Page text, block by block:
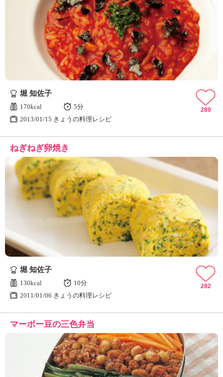
堀 知佐子
170kcal
5分
2013/01/15 きょうの料理レシピ
289
ねぎねぎ卵焼き
堀 知佐子
130kcal
10分
2011/01/06 きょうの料理レシピ
282
マーボー豆の三色弁当